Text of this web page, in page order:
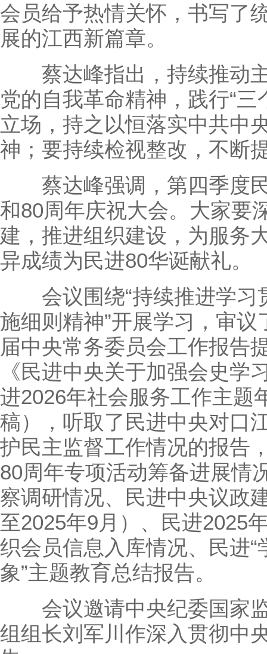
会员给予热情关怀，书写了
展的江西新篇章。
蔡达峰指出，持续推动主
党的自我革命精神，践行“
立场，持之以恒落实中共中
神；要持续检视整改，不断
蔡达峰强调，第四季度民
和80周年庆祝大会。大家要
建，推进组织建设，为服务
异成绩为民进80华诞献礼。
会议围绕“持续推进学习
施细则精神”开展学习，审
届中央常务委员会工作报告
《民进中央关于加强会史学
进2026年社会服务工作主题
稿），听取了民进中央对口
护民主监督工作情况的报告
80周年专项活动筹备进展情
察调研情况、民进中央议政
至2025年9月）、民进2025
织会员信息入库情况、民进
象”主题教育总结报告。
会议邀请中央纪委国家监
组组长刘军川作深入贯彻中